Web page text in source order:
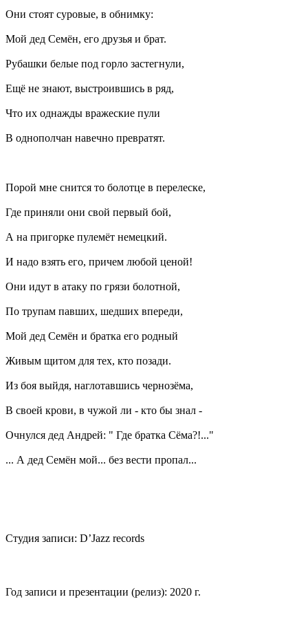
Они стоят суровые, в обнимку:
Мой дед Семён, его друзья и брат.
Рубашки белые под горло застегнули,
Ещё не знают, выстроившись в ряд,
Что их однажды вражеские пули
В однополчан навечно превратят.
Порой мне снится то болотце в перелеске,
Где приняли они свой первый бой,
А на пригорке пулемёт немецкий.
И надо взять его, причем любой ценой!
Они идут в атаку по грязи болотной,
По трупам павших, шедших впереди,
Мой дед Семён и братка его родный
Живым щитом для тех, кто позади.
Из боя выйдя, наглотавшись чернозёма,
В своей крови, в чужой ли - кто бы знал -
Очнулся дед Андрей: " Где братка Сёма?!..."
... А дед Семён мой... без вести пропал...
Студия записи: D’Jazz records
Год записи и презентации (релиз): 2020 г.